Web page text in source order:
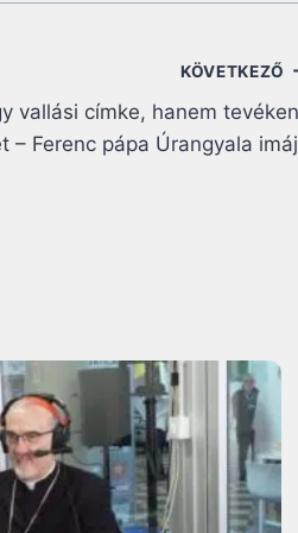
KÖVETKEZŐ
vallási címke, hanem
– Ferenc pápa Úrangyala